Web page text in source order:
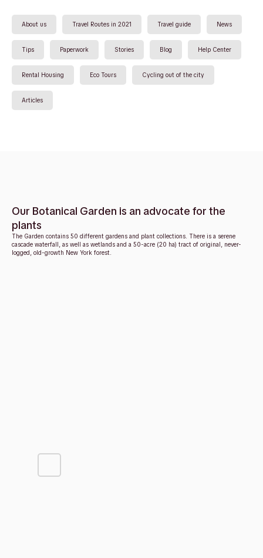
About us Travel Routes in 2021 Travel guide News
Tips Paperwork Stories Blog Help Center
Rental Housing Eco Tours Cycling out of the city
Articles
Our Botanical Garden is an advocate for the
plants
The Garden contains 50 different gardens and plant collections. There is a serene
cascade waterfall, as well as wetlands and a 50-acre (20 ha) tract of original, never-
logged, old-growth New York forest.